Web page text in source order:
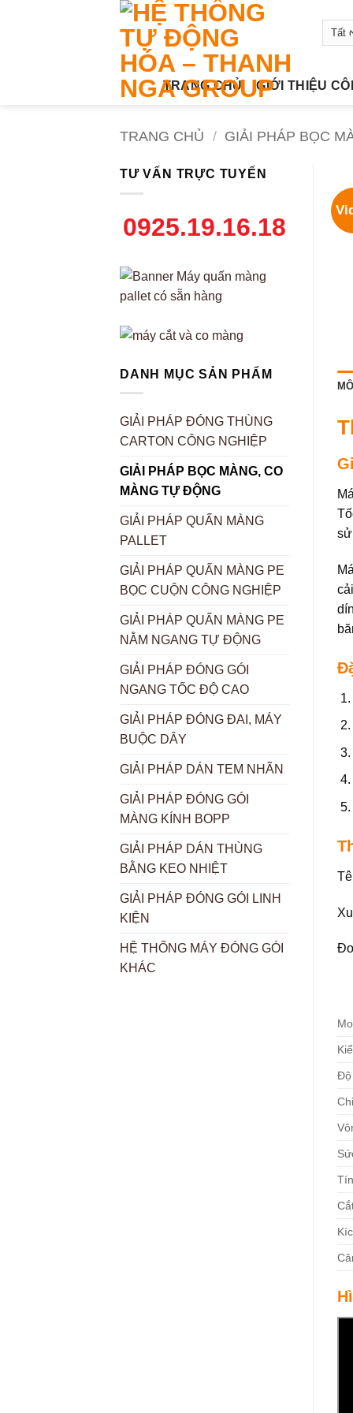
TRANG CHỦ
GIỚI THIỆU
TRANG CHỦ / GIẢI PHÁP BỌC
TƯ VẤN TRỰC TUYẾN
0925.19.16.18
DANH MỤC SẢN PHẨM
GIẢI PHÁP ĐÓNG THÙNG
CARTON CÔNG NGHIỆP
GIẢI PHÁP BỌC MÀNG, CO
MÀNG TỰ ĐỘNG
GIẢI PHÁP QUẤN MÀNG
PALLET
GIẢI PHÁP QUẤN MÀNG PE
BỌC CUỘN CÔNG NGHIỆP
GIẢI PHÁP QUẤN MÀNG PE
NẰM NGANG TỰ ĐỘNG
GIẢI PHÁP ĐÓNG GÓI
NGANG TỐC ĐỘ CAO
GIẢI PHÁP ĐÓNG ĐAI, MÁY
BUỘC DÂY
GIẢI PHÁP DÁN TEM NHÃN
GIẢI PHÁP ĐÓNG GÓI
MÀNG KÍNH BOPP
GIẢI PHÁP DÁN THÙNG
BẰNG KEO NHIỆT
GIẢI PHÁP ĐÓNG GÓI LINH
KIỆN
HỆ THỐNG MÁY ĐÓNG GÓI
KHÁC
sử
Độ